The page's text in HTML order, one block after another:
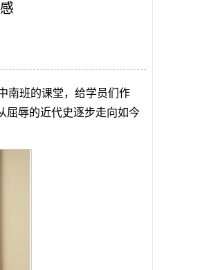
南班的课堂，给学员们作
屈辱的近代史逐步走向如今